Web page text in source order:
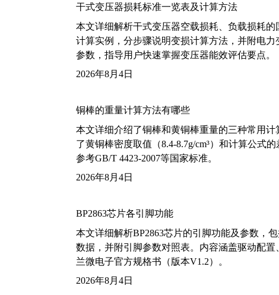
干式变压器损耗标准一览表及计算方法
本文详细解析干式变压器空载损耗、负载损耗的
计算实例，分步骤说明变损计算方法，并附电
参数，指导用户快速掌握变压器能效评估要点。
2026年8月4日
铜棒的重量计算方法有哪些
本文详细介绍了铜棒和黄铜棒重量的三种常用
了黄铜棒密度取值（8.4-8.7g/cm³）和计算公式
参考GB/T 4423-2007等国家标准。
2026年8月4日
BP2863芯片各引脚功能
本文详细解析BP2863芯片的引脚功能及参数，
数据，并附引脚参数对照表。内容涵盖驱动配
兰微电子官方规格书（版本V1.2）。
2026年8月4日